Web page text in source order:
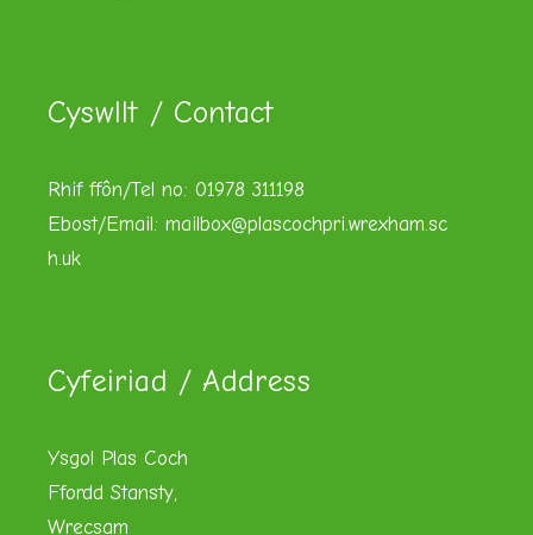
Cyswllt / Contact
Rhif ffôn/Tel no: 01978 311198
Ebost/Email: mailbox@plascochpri.wrexham.sc
h.uk
Cyfeiriad / Address
Ysgol Plas Coch
Ffordd Stansty,
Wrecsam